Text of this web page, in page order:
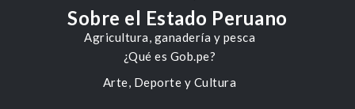
Agricultura, ganadería y pesca
Arte, Deporte y Cultura
Sobre el Estado Peruano
¿Qué es Gob.pe?